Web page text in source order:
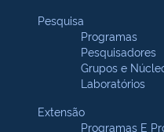
Pesquisa
Programas
Pesquisadores
Grupos e
Laboratórios
Extensão
Programas E